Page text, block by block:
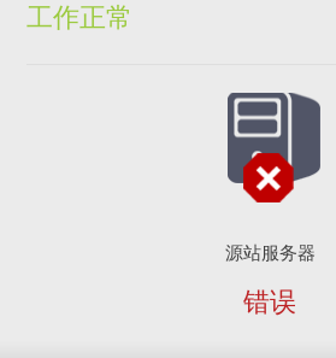
工作正常
源站服务器
错误